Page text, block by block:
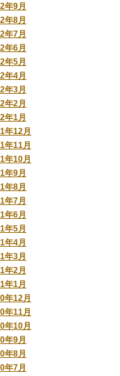
年9月
年8月
年7月
年6月
年5月
年4月
年3月
年2月
年1月
年12月
年11月
年10月
年9月
年8月
年7月
年6月
年5月
年4月
年3月
年2月
年1月
年12月
年11月
年10月
年9月
年8月
年7月